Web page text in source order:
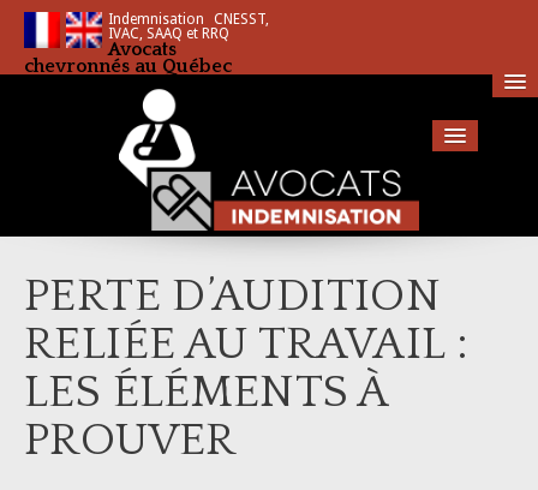
Indemnisation CNESST,
IVAC, SAAQ et RRQ
Avocats
chevronnés au Québec
Services
SAAQ – Société de l’assurance automobile du Québec
CNESST – La Commission des normes, de l’équité, de la santé et de la sécurité du
travail
PERTE D’AUDITION
RELIÉE AU TRAVAIL :
LES ÉLÉMENTS À
PROUVER